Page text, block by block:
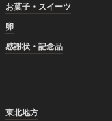
お菓子・スイーツ
卵
感謝状・記念品
東北地方